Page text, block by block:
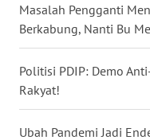
Masalah Pengganti
Berkabung, Nanti Bu
Politisi PDIP: Demo
Rakyat!
Ubah Pandemi Jadi
PAKPAK
WN
KARAWANG
WN
BEKASI